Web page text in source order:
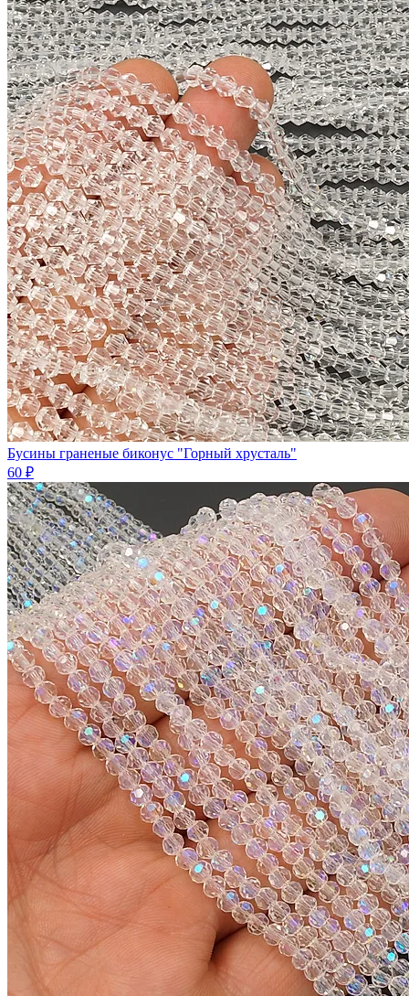
Бусины граненые биконус "Горный хрусталь"
60 ₽